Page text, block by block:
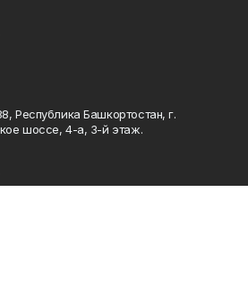
Республика Башкортостан, г.
шоссе, 4-а, 3-й этаж.